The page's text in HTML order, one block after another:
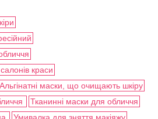
краси
Альгінатні маски, що очищають шкіру
Тканинні маски для обличчя